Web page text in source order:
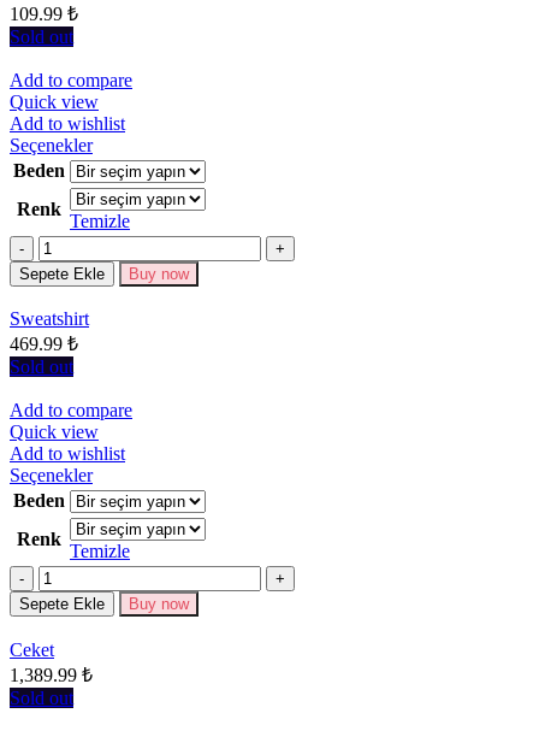
109.99 ₺
Sold out
Add to compare
Quick view
Add to wishlist
SeçeneklerBu
ürünün
birden
fazla
varyasyonu
Seçenekler
Beden
Renk
Temizle
Miktar
Sepete Ekle Buy now
Sweatshirt
469.99 ₺
Sold out
Add to compare
Quick view
Add to wishlist
SeçeneklerBu
ürünün
birden
fazla
varyasyonu
Seçenekler
Beden
Renk
Temizle
Miktar
Sepete Ekle Buy now
Ceket
1,389.99 ₺
Sold out